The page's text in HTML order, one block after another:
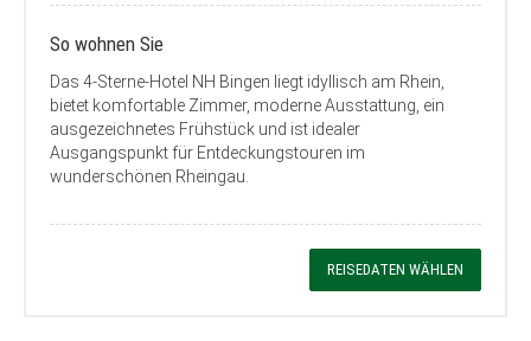
So wohnen Sie
Das 4-Sterne-Hotel NH Bingen liegt idyllisch am Rhein,
bietet komfortable Zimmer, moderne Ausstattung, ein
ausgezeichnetes Frühstück und ist idealer
Ausgangspunkt für Entdeckungstouren im
wunderschönen Rheingau.
REISEDATEN WÄHLEN